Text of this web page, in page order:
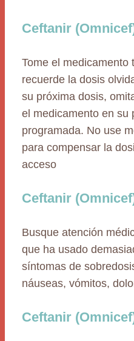
Ceftanir
Tome el medicamento
recuerde la dosis
su próxima dosis,
el medicamento en su
programada. No use
para compensar la
acceso
Ceftanir
Busque atención
que ha usado
síntomas de
náuseas, vómitos,
Ceftanir